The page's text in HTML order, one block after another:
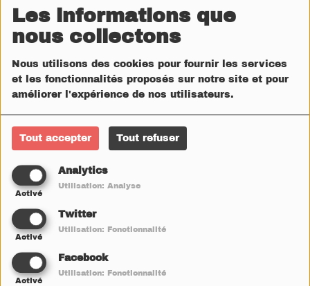
Les informations que
nous collectons
Nous utilisons des cookies pour fournir les services
et les fonctionnalités proposés sur notre site et pour
améliorer l'expérience de nos utilisateurs.
Tout accepter Tout refuser
Analytics
Activé
Utilisation: Analyse
Twitter
Activé
Utilisation: Fonctionnalité
Facebook
Activé
Utilisation: Fonctionnalité